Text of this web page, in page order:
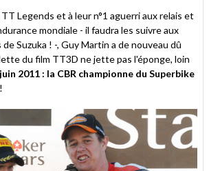
Legends et à leur n°1 aguerri aux relais et
mondiale - il faudra les suivre aux
Suzuka ! -, Guy Martin a de nouveau dû
du film TT3D ne jette pas l'éponge, loin
2011 : la CBR championne du Superbike